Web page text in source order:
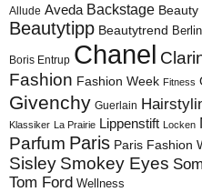
Allude Aveda Backstage Beauty
Beautytipp Beautytrend
Boris Entrup Chanel
Fashion Fashion Week Fitness
Givenchy Guerlain
Klassiker La Prairie Lippenstift Locken
Parfum Paris Paris Fashion
Sisley Smokey Eyes
Tom Ford Wellness